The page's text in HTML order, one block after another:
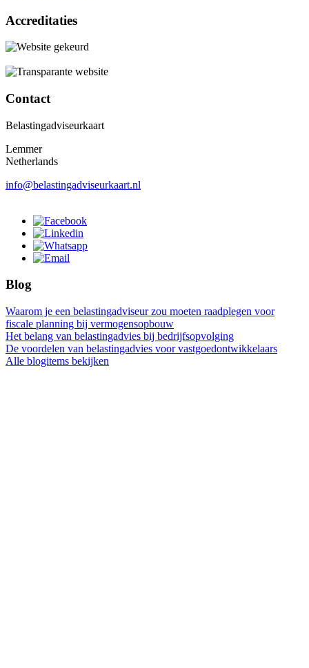
Accreditaties
Contact
Belastingadviseurkaart
Lemmer
Netherlands
info@belastingadviseurkaart.nl
Blog
Waarom je een belastingadviseur zou moeten raadplegen voor
fiscale planning bij vermogensopbouw
Het belang van belastingadvies bij bedrijfsopvolging
De voordelen van belastingadvies voor vastgoedontwikkelaars
Alle blogitems bekijken